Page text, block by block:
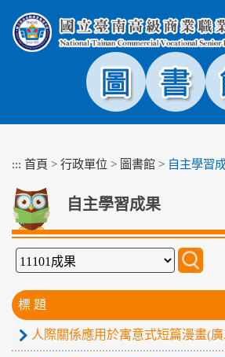
塊
::: 首頁 > 行政單位 > 圖書館 > 自主學習
自主學習成果
標 題
人際關係應用於寓意式短篇漫畫(